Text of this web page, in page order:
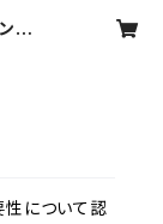
Sh
性について認